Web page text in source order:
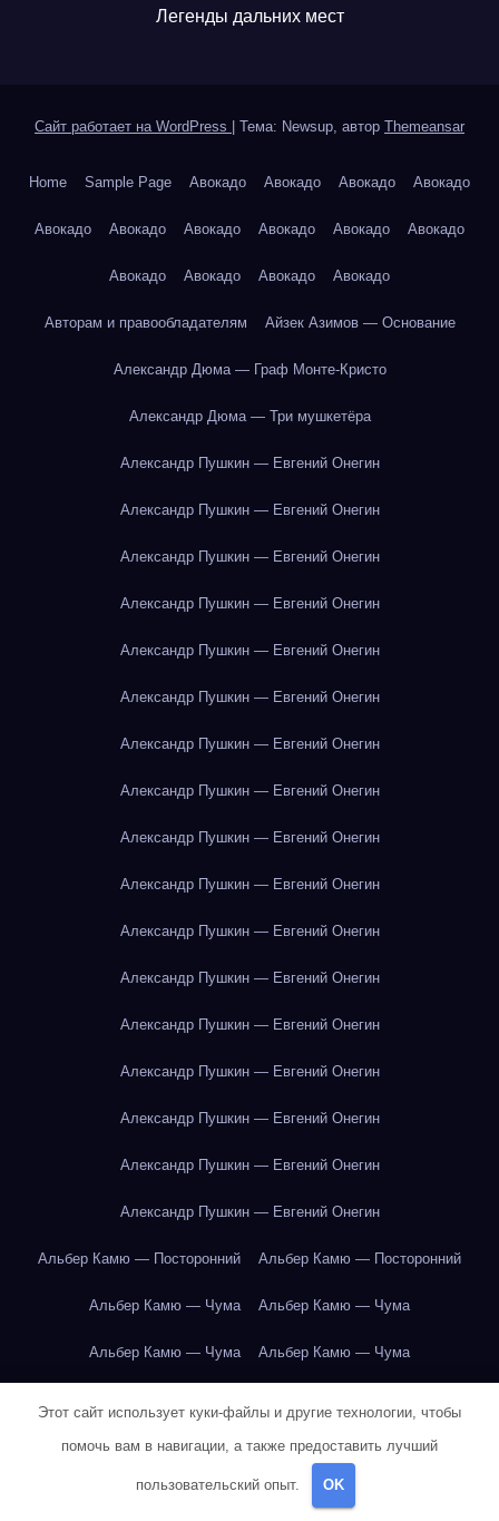
Легенды дальних мест
Сайт работает на WordPress | Тема: Newsup, автор Themeansar
Home Sample Page Авокадо Авокадо Авокадо Авокадо
Авокадо Авокадо Авокадо Авокадо Авокадо Авокадо
Авокадо Авокадо Авокадо Авокадо
Авторам и правообладателям Айзек Азимов — Основание
Александр Дюма — Граф Монте-Кристо
Александр Дюма — Три мушкетёра
Александр Пушкин — Евгений Онегин
Александр Пушкин — Евгений Онегин
Александр Пушкин — Евгений Онегин
Александр Пушкин — Евгений Онегин
Александр Пушкин — Евгений Онегин
Александр Пушкин — Евгений Онегин
Александр Пушкин — Евгений Онегин
Александр Пушкин — Евгений Онегин
Александр Пушкин — Евгений Онегин
Александр Пушкин — Евгений Онегин
Александр Пушкин — Евгений Онегин
Александр Пушкин — Евгений Онегин
Александр Пушкин — Евгений Онегин
Александр Пушкин — Евгений Онегин
Александр Пушкин — Евгений Онегин
Александр Пушкин — Евгений Онегин
Александр Пушкин — Евгений Онегин
Альбер Камю — Посторонний Альбер Камю — Посторонний
Альбер Камю — Чума Альбер Камю — Чума
Альбер Камю — Чума Альбер Камю — Чума
Альбер Камю — Чума Альбер Камю — Чума
Альбер Камю — Чума Альбер Камю — Чума
Этот сайт использует куки-файлы и другие технологии, чтобы
помочь вам в навигации, а также предоставить лучший
пользовательский опыт. OK